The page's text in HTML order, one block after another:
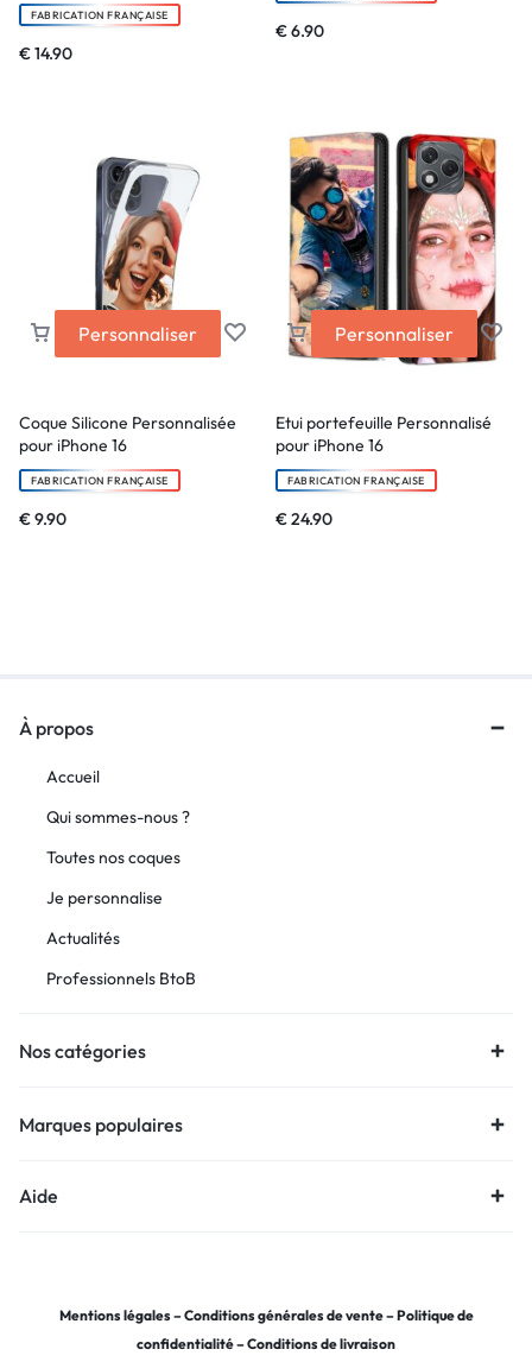
FABRICATION FRANÇAISE
€14.90
€6.90
Personnaliser
Coque Silicone Personnalisée
pour iPhone 16
FABRICATION FRANÇAISE
€9.90
Personnaliser
Etui portefeuille Personnalisé
pour iPhone 16
FABRICATION FRANÇAISE
€24.90
À propos
Accueil
Qui sommes-nous ?
Toutes nos coques
Je personnalise
Actualités
Professionnels BtoB
Nos catégories
Marques populaires
Aide
Mentions légales –Conditions générales de vente–Politique de
confidentialité–Conditions de livraison